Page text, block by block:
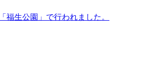
生公園」で行われました。